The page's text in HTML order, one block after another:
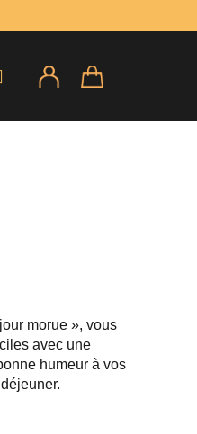
morue », vous
avec une
humeur à vos